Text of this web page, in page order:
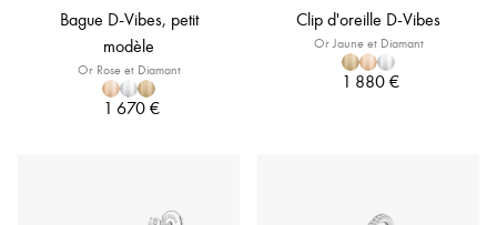
Bague D-Vibes, petit
modèle
Or Rose et Diamant
1 670 €
Clip d'oreille D-Vibes
Or Jaune et Diamant
1 880 €